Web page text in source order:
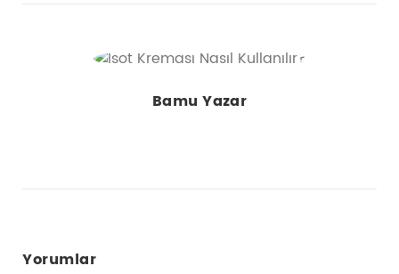
Bamu Yazar
Yorumlar